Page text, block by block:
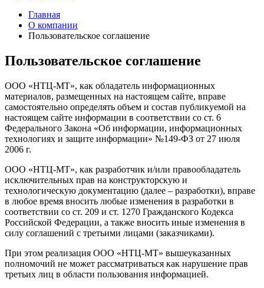
Главная
О компании
Пользовательское соглашение
Пользовательское соглашение
ООО «НТЦ-МТ», как обладатель информационных
материалов, размещенных на настоящем сайте, вправе
самостоятельно определять объем и состав публикуемой на
настоящем сайте информации в соответствии со ст. 6
Федерального Закона «Об информации, информационных
технологиях и защите информации» №149-ФЗ от 27 июля
2006 г.
ООО «НТЦ-МТ», как разработчик и/или правообладатель
исключительных прав на конструкторскую и
технологическую документацию (далее – разработки), вправе
в любое время вносить любые изменения в разработки в
соответствии со ст. 209 и ст. 1270 Гражданского Кодекса
Российской Федерации, а также вносить иные изменения в
силу соглашений с третьими лицами (заказчиками).
При этом реализация ООО «НТЦ-МТ» вышеуказанных
полномочий не может рассматриваться как нарушение прав
третьих лиц в области пользования информацией.